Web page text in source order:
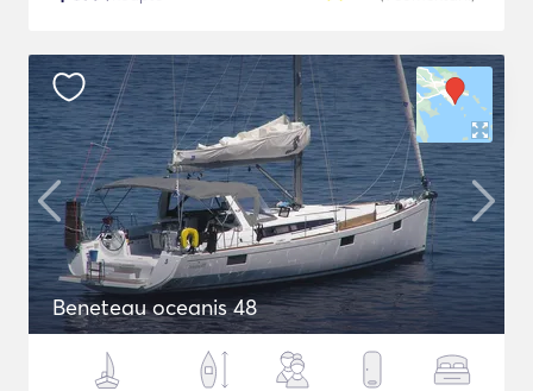
Beneteau oceanis 48